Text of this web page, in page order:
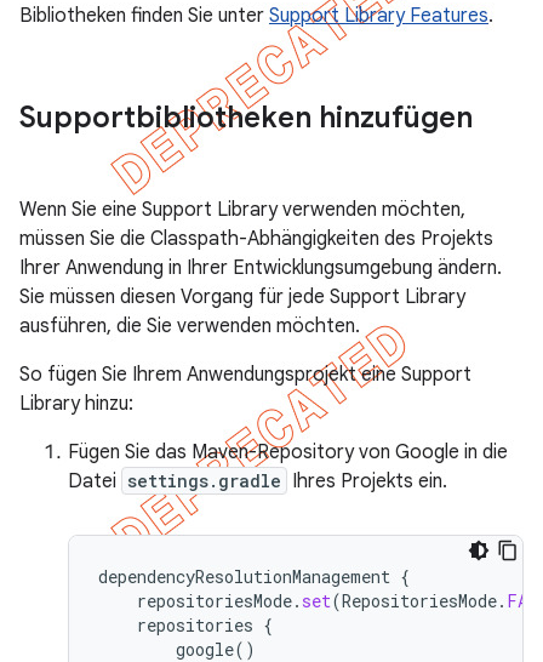
Bibliotheken finden Sie unter Support Library Features.
Supportbibliotheken hinzufügen
Wenn Sie eine Support Library verwenden möchten,
müssen Sie die Classpath-Abhängigkeiten des Projekts
Ihrer Anwendung in Ihrer Entwicklungsumgebung ändern.
Sie müssen diesen Vorgang für jede Support Library
ausführen, die Sie verwenden möchten.
So fügen Sie Ihrem Anwendungsprojekt eine Support
Library hinzu:
Fügen Sie das Maven-Repository von Google in die
Datei settings.gradle Ihres Projekts ein.
dependencyResolutionManagement {
repositoriesMode. set(RepositoriesMode.
repositories {
google()